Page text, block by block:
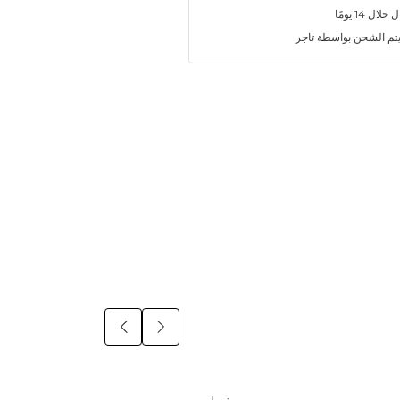
14 يومًا
الشحن بواسطة تاجر